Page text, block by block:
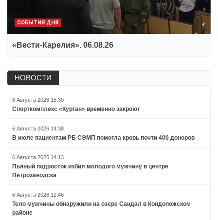
СОБЫТИЯ ДНЯ
«Вести-Карелия». 06.08.26
НОВОСТИ
6 Августа 2026 15:30
Спорткомплекс «Курган» временно закроют
6 Августа 2026 14:38
В июле пациентам РБ СЭМП помогла кровь почти 400 доноров
6 Августа 2026 14:13
Пьяный подросток избил молодого мужчину в центре
Петрозаводска
6 Августа 2026 12:46
Тело мужчины обнаружили на озере Сандал в Кондопожском
районе